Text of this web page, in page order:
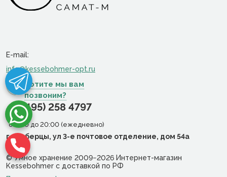
г. Люберцы, ул 3-е почтовое отделение, дом 54а
E-mail:
info@kessebohmer-opt.ru
Хотите мы вам
позвоним?
+7 (495) 258 4797
c 9:00 до 20:00 (ежедневно)
© Умное хранение 2009−2026 Интернет-магазин
Kessebohmer с доставкой по РФ